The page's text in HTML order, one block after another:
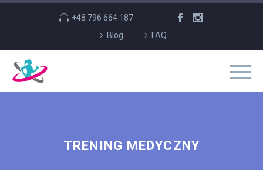
+48 796 664 187
Blog
FAQ
TRENING MEDYCZNY